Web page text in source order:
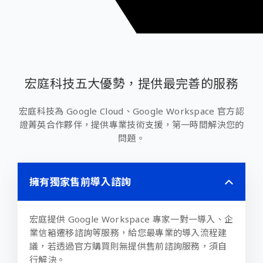
宏庭科技五大優勢，提供最完善的服務
宏庭科技為 Google Cloud、Google Workspace 官方認
證菁英合作夥伴，提供專業技術支援，第一時間解決您的
問題。
擁有獨家售前導入諮詢
宏庭提供 Google Workspace 專家一對一導入、企
業信箱遷移諮詢等服務，給您最專業的導入流程建
議，若透過官方購買則無提供售前諮詢服務，須自
行解決。